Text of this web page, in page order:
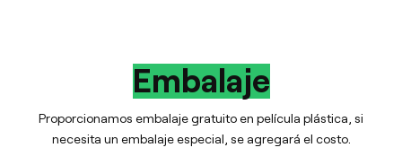
Embalaje
Proporcionamos embalaje gratuito en película plástica, si
necesita un embalaje especial, se agregará el costo.